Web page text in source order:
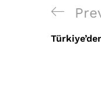
Yazı
Post